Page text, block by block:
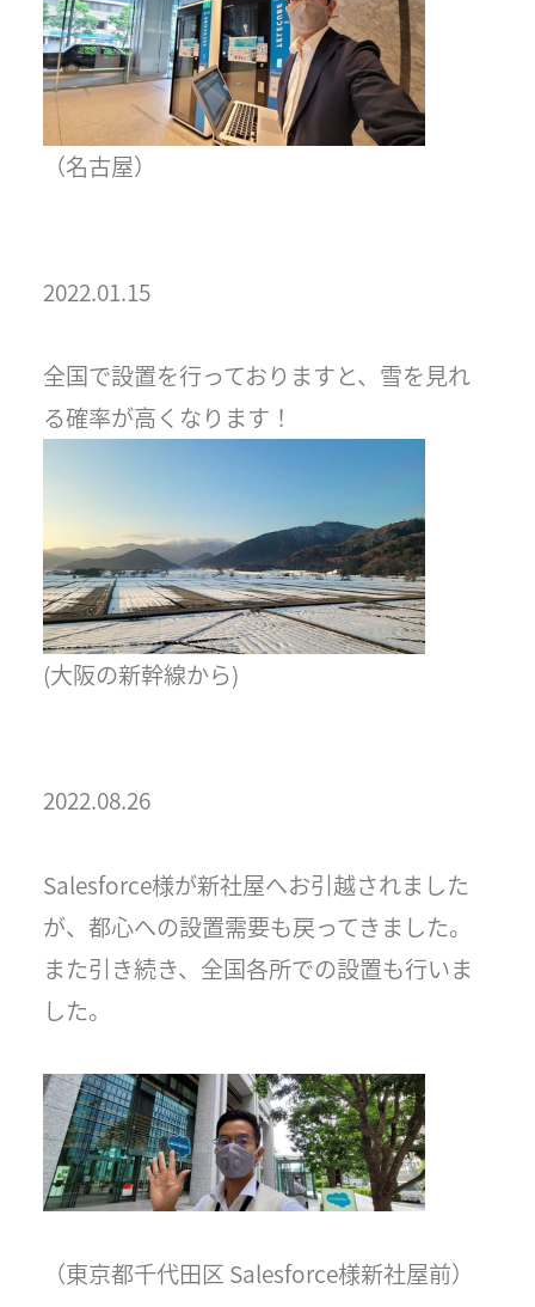
（名古屋）
2022.01.15
全国で設置を行っておりますと、雪を見れ
る確率が高くなります！
(大阪の新幹線から)
2022.08.26
Salesforce様が新社屋へお引越されました
が、都心への設置需要も戻ってきました。
また引き続き、全国各所での設置も行いま
した。
（東京都千代田区 Salesforce様新社屋前）